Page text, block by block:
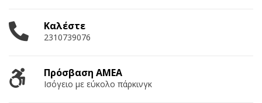
Καλέστε
2310739076
Πρόσβαση ΑΜΕΑ
Ισόγειο με εύκολο πάρκινγκ